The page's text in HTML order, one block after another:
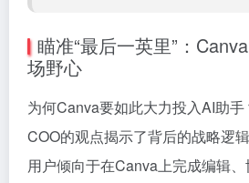
瞄准“最后一英里”：
场野心
为何Canva要如此大力投入AI助
COO的观点揭示了背后的战略逻
用户倾向于在Canva上完成编辑